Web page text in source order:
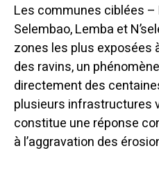
Les communes ciblées
Selembao, Lemba et
zones les plus exposées
des ravins, un
directement des
plusieurs infrastructures
constitue une réponse
à l’aggravation des